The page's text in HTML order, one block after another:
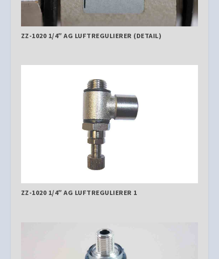
ZZ-1020 1/4″ AG LUFTREGULIERER (DETAIL)
ZZ-1020 1/4″ AG LUFTREGULIERER 1